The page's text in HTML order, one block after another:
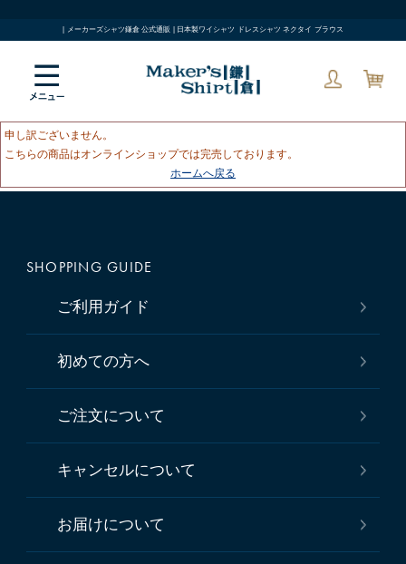
| メーカーズシャツ鎌倉 公式通販 | 日本製ワイシャツ ドレスシャツ ネクタイ ブラウス
申し訳ございません。
こちらの商品はオンラインショップでは完売しております。
ホームへ戻る
SHOPPING GUIDE
ご利用ガイド
初めての方へ
ご注文について
キャンセルについて
お届けについて